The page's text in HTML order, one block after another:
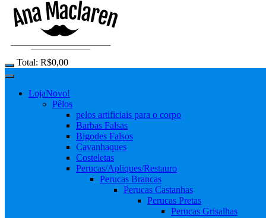
Total: R$0,00
LojaNovo!
Pêlos
pelos artificiais para o corpo
Barbas Falsas
Bigodes Falsos
Cavanhaques
Costeletas
Perucas/Apliques/Restauro
Perucas Brancas
Perucas Castanhas
Perucas Pretas
Perucas Grisalhas